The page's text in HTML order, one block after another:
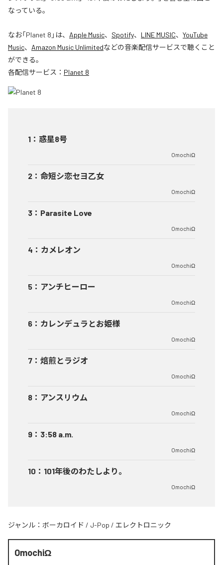
なっている。
なお「Planet 8 」は、 Apple Music、 Spotify、 LINE MUSIC、 YouTube
Music、 Amazon Music Unlimitedなどの音楽配信サービスで聴くこと
ができる。
各配信サービス： Planet 8
1 ： 惑星8号
OmochiΩ
2 ： 命短シ恋セヨ乙女
OmochiΩ
3 ： Parasite Love
OmochiΩ
4 ： カメレオン
OmochiΩ
5 ： アンチヒーロー
OmochiΩ
6 ： カレンデュラとお姫様
OmochiΩ
7 ： 焙煎とラジオ
OmochiΩ
8 ： アンスリウム
OmochiΩ
9 ： 3:58 a.m.
OmochiΩ
10 ： 101年後のわたしより。
OmochiΩ
ジャンル： ボーカロイド / J-Pop / エレクトロニック
OmochiΩ